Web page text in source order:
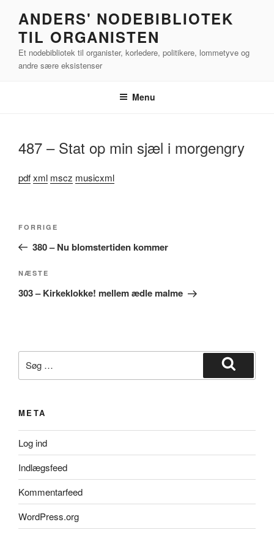
indhold
ANDERS' NODEBIBLIOTEK
TIL ORGANISTEN
Et nodebibliotek til organister, korledere, politikere, lommetyve og
andre sære eksistenser
Menu
487 – Stat op min sjæl i morgengry
pdfxml mscz musicxml
Forrige
indlæg
FORRIGE
380 – Nu blomstertiden kommer
Næste
indlæg
NÆSTE
303 – Kirkeklokke! mellem ædle malme
efter:
Søg
META
Log ind
Indlægsfeed
Kommentarfeed
WordPress.org